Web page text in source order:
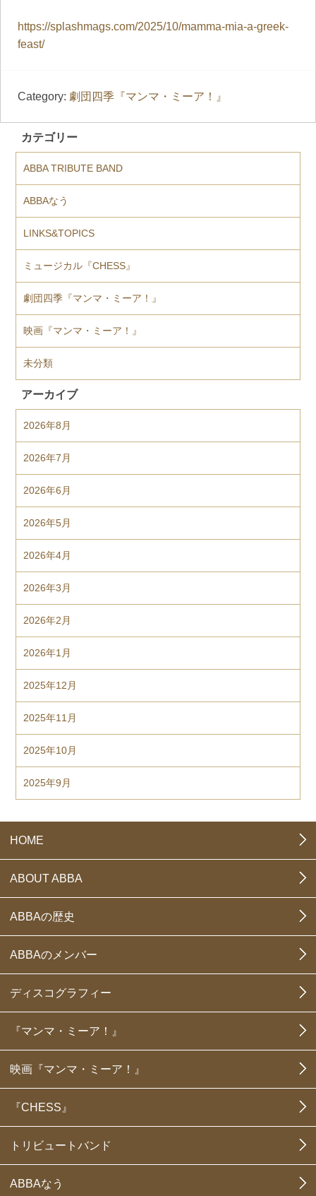
https://splashmags.com/2025/10/mamma-mia-a-greek-
feast/
Category: 劇団四季『マンマ・ミーア！』
カテゴリー
ABBA TRIBUTE BAND
ABBAなう
LINKS&TOPICS
ミュージカル『CHESS』
劇団四季『マンマ・ミーア！』
映画『マンマ・ミーア！』
未分類
アーカイブ
2026年8月
2026年7月
2026年6月
2026年5月
2026年4月
2026年3月
2026年2月
2026年1月
2025年12月
2025年11月
2025年10月
2025年9月
HOME
ABOUT ABBA
ABBAの歴史
ABBAのメンバー
ディスコグラフィー
『マンマ・ミーア！』
映画『マンマ・ミーア！』
『CHESS』
トリビュートバンド
ABBAなう